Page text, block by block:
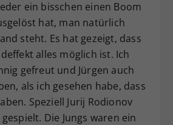
ein bisschen einen Boom
hat, man natürlich
steht. Es hat gezeigt, dass
alles möglich ist. Ich
gefreut und Jürgen auch
als ich gesehen habe, dass
Speziell Jurij Rodionov
Die Jungs waren ein